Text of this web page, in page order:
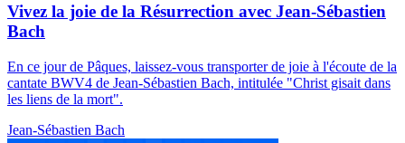
Vivez la joie de la Résurrection avec Jean-Sébastien
Bach
En ce jour de Pâques, laissez-vous transporter de joie à l'écoute de la
cantate BWV4 de Jean-Sébastien Bach, intitulée "Christ gisait dans
les liens de la mort".
Jean-Sébastien Bach